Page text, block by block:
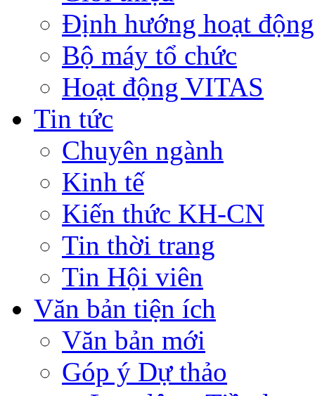
Định hướng hoạt động
Bộ máy tổ chức
Hoạt động VITAS
Tin tức
Chuyên ngành
Kinh tế
Kiến thức KH-CN
Tin thời trang
Tin Hội viên
Văn bản tiện ích
Văn bản mới
Góp ý Dự thảo